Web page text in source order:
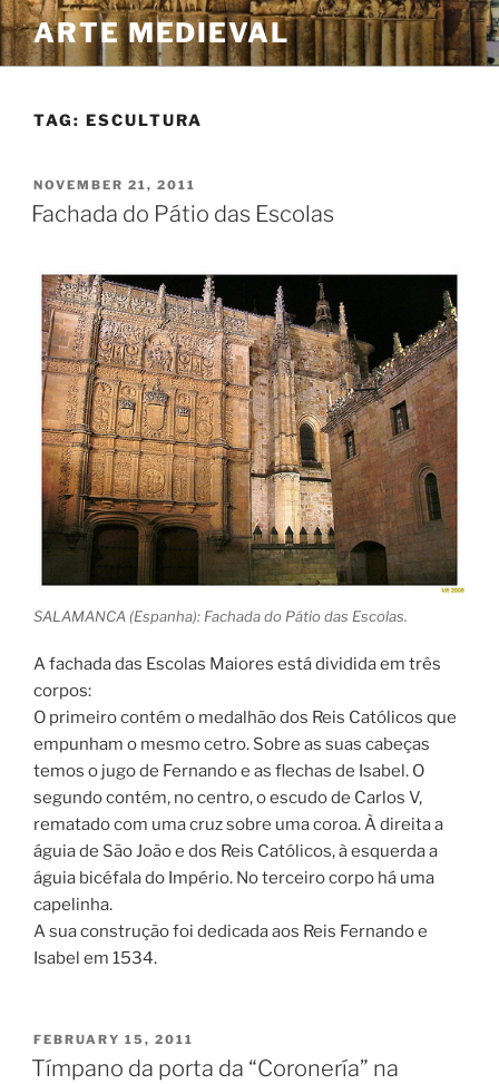
Skip
to
content
ARTE MEDIEVAL
TAG: ESCULTURA
POSTED
ON
NOVEMBER 21, 2011
Fachada do Pátio das Escolas
SALAMANCA (Espanha): Fachada do Pátio das Escolas.
A fachada das Escolas Maiores está dividida em três
corpos:
O primeiro contém o medalhão dos Reis Católicos que
empunham o mesmo cetro. Sobre as suas cabeças
temos o jugo de Fernando e as flechas de Isabel. O
segundo contém, no centro, o escudo de Carlos V,
rematado com uma cruz sobre uma coroa. À direita a
águia de São João e dos Reis Católicos, à esquerda a
águia bicéfala do Império. No terceiro corpo há uma
capelinha.
A sua construção foi dedicada aos Reis Fernando e
Isabel em 1534.
POSTED
ON
FEBRUARY 15, 2011
Tímpano da porta da “Coronería” na